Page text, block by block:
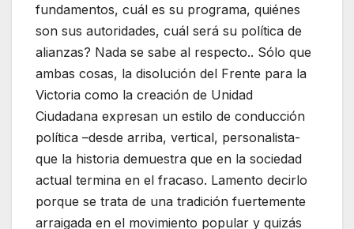
fundamentos, cuál es su programa, quiénes
son sus autoridades, cuál será su política de
alianzas? Nada se sabe al respecto.. Sólo que
ambas cosas, la disolución del Frente para la
Victoria como la creación de Unidad
Ciudadana expresan un estilo de conducción
política –desde arriba, vertical, personalista-
que la historia demuestra que en la sociedad
actual termina en el fracaso. Lamento decirlo
porque se trata de una tradición fuertemente
arraigada en el movimiento popular y quizás